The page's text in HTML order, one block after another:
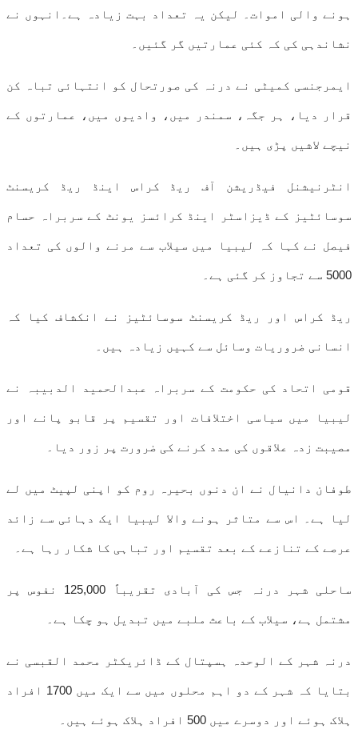
ہونے والی اموات۔ لیکن یہ تعداد بہت زیادہ ہے۔انہوں نے
نشاندہی کی کہ کئی عمارتیں گر گئیں۔
ایمرجنسی کمیٹی نے درنہ کی صورتحال کو انتہائی تباہ کن
قرار دیا، ہر جگہ، سمندر میں، وادیوں میں، عمارتوں کے
نیچے لاشیں پڑی ہیں۔
انٹرنیشنل فیڈریشن آف ریڈ کراس اینڈ ریڈ کریسنٹ
سوسائٹیز کے ڈیزاسٹر اینڈ کرائسز یونٹ کے سربراہ حسام
فیصل نے کہا کہ لیبیا میں سیلاب سے مرنے والوں کی تعداد
5000 سے تجاوز کر گئی ہے۔
ریڈ کراس اور ریڈ کریسنٹ سوسائٹیز نے انکشاف کیا کہ
انسانی ضروریات وسائل سے کہیں زیادہ ہیں۔
قومی اتحاد کی حکومت کے سربراہ عبدالحمید الدبیبہ نے
لیبیا میں سیاسی اختلافات اور تقسیم پر قابو پانے اور
مصیبت زدہ علاقوں کی مدد کرنے کی ضرورت پر زور دیا۔
طوفان دانیال نے ان دنوں بحیرہ روم کو اپنی لپیٹ میں لے
لیا ہے۔ اس سے متاثر ہونے والا لیبیا ایک دہائی سے زائد
عرصے کے تنازعے کے بعد تقسیم اور تباہی کا شکار رہا ہے۔
ساحلی شہر درنہ جس کی آبادی تقریباً 125,000 نفوس پر
مشتمل ہے، سیلاب کے باعث ملبے میں تبدیل ہو چکا ہے۔
درنہ شہر کے الوحدہ ہسپتال کے ڈائریکٹر محمد القبسی نے
بتایا کہ شہر کے دو اہم محلوں میں سے ایک میں 1700 افراد
ہلاک ہوئے اور دوسرے میں 500 افراد ہلاک ہوئے ہیں۔